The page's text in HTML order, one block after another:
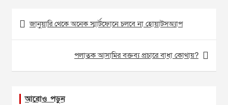
Post
navigation
জানুয়ারি থেকে অনেক স্মার্টফোনে চলবে না হোয়াটসঅ্যাপ
পলাতক আসামির বক্তব্য প্রচারে বাধা কোথায়?
আরোও পড়ুন